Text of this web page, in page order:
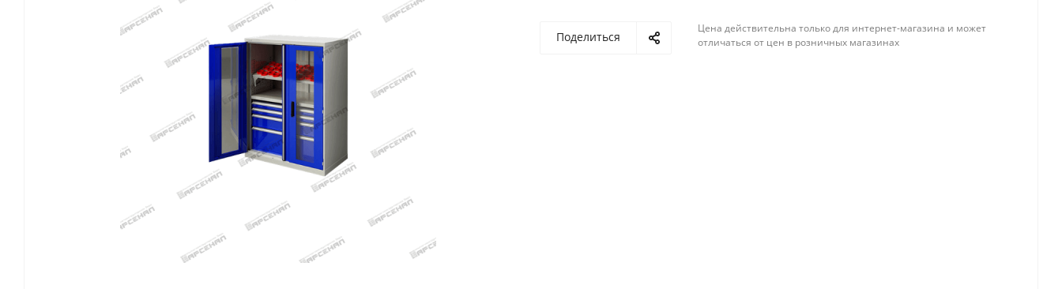
Поделиться
Цена действительна только для интернет-магазина и может
отличаться от цен в розничных магазинах